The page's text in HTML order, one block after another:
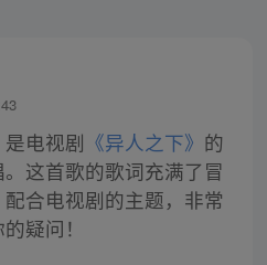
是电视剧 《异人之下》 的
这首歌的歌词充满了冒
合电视剧的主题，非常
疑问！